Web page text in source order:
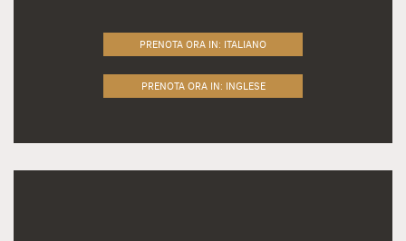
PRENOTA ORA IN: ITALIANO
PRENOTA ORA IN: INGLESE